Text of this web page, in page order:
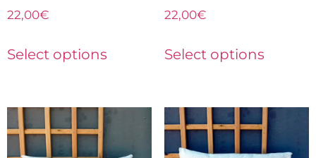
22,00€
Select options
22,00€
Select options